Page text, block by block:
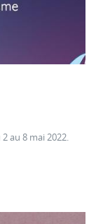
au 8 mai 2022.